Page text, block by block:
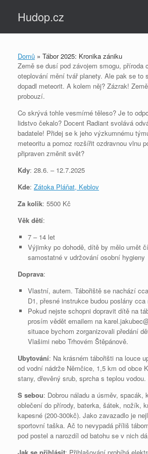
contentHudop.cz
Domů » Tábor 2025: Kronika zániku
Země se dusí pod závojem smogu, příroda
oteplování mění tvář planety. Ale pak se to
dopadl meteorit. A kolem něj? Zázrak!
probouzí.
Co skrývá tohle vesmírné těleso? Je to
lidstvo čekalo? Docent Radiant svolává
badatele! Přidej se k jeho výzkumnému
meteoritu a pomoz rozšířit ozdravnou vlnu
připraven změnit svět?
Kdy: 28.6. – 12.7.2025
Kde: Zátoka Pláňat, Keblov
Za kolik: 5500 Kč
Věk dětí:
7 – 14 let
Výjimky po dohodě, dítě by mělo umět
samostatné v udržování osobní hygieny
Doprava:
Vlastní, autem. Tábořiště se nachází
D1, přesné instrukce budou poslány
Pokud nejste schopni dopravit dítě na
prosím vědět emailem na
situace bychom zorganizovali předání
Vlašimi nebo Trhovém Štěpánově.
Ubytování: Na krásném tábořišti na louce
od vodní nádrže Němčice, 1,5 km od obce
stany, dřevěný srub, sprcha s teplou vodou.
S sebou: Dobrou náladu a úsměv, spacák,
oblečení do přírody, baterka, šátek, nožík,
kapesné (200-300kč). Jako zavazadlo je
sportovní taška. Ač to nevypadá příliš
pod postel a narozdíl od batohu se v nich